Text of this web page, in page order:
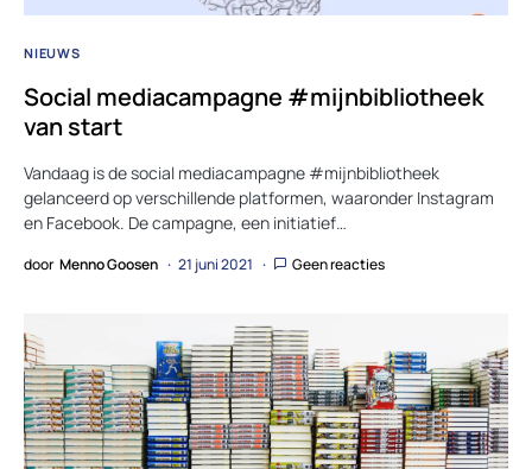
NIEUWS
Social mediacampagne #mijnbibliotheek
van start
Vandaag is de social mediacampagne #mijnbibliotheek
gelanceerd op verschillende platformen, waaronder Instagram
en Facebook. De campagne, een initiatief…
door Menno Goosen 21 juni 2021 Geen reacties